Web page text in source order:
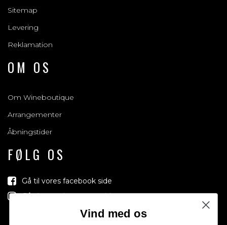
Sitemap
Levering
Reklamation
OM OS
Om Wineboutique
Arrangementer
Åbningstider
FØLG OS
Gå til vores facebook side
Gå til vores Instagram side
Vind med os